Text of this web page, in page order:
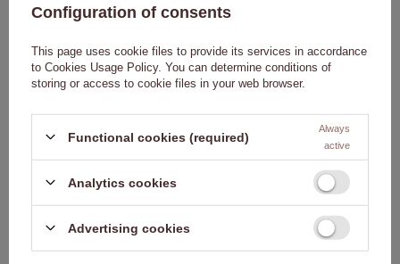
Leggere attentamente le istruzioni per l'uso.
Dettagli
Marchio
01. Molly Nails
Ente responsabile di questo
prodotto nell'UE
Molly Lac Michał
Di più
Simbolo
5903990545733
Colore
Capacità
8ml/8g
Configuration of consents
This page uses cookie files to provide its services in accordance
to Cookies Usage Policy. You can determine conditions of
storing or access to cookie files in your web browser.
Functional cookies (required)
Always
active
Analytics cookies
Advertising cookies